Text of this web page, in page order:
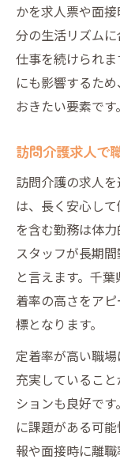
かを求人票や面
分の生活リズム
仕事を続けられ
にも影響するた
おきたい要素です。
訪問介護求人で
訪問介護の求人
は、長く安心し
を含む勤務は体
スタッフが長期
と言えます。千
着率の高さをア
標となります。
定着率が高い職
充実しているこ
ションも良好で
に課題がある可
報や面接時に離